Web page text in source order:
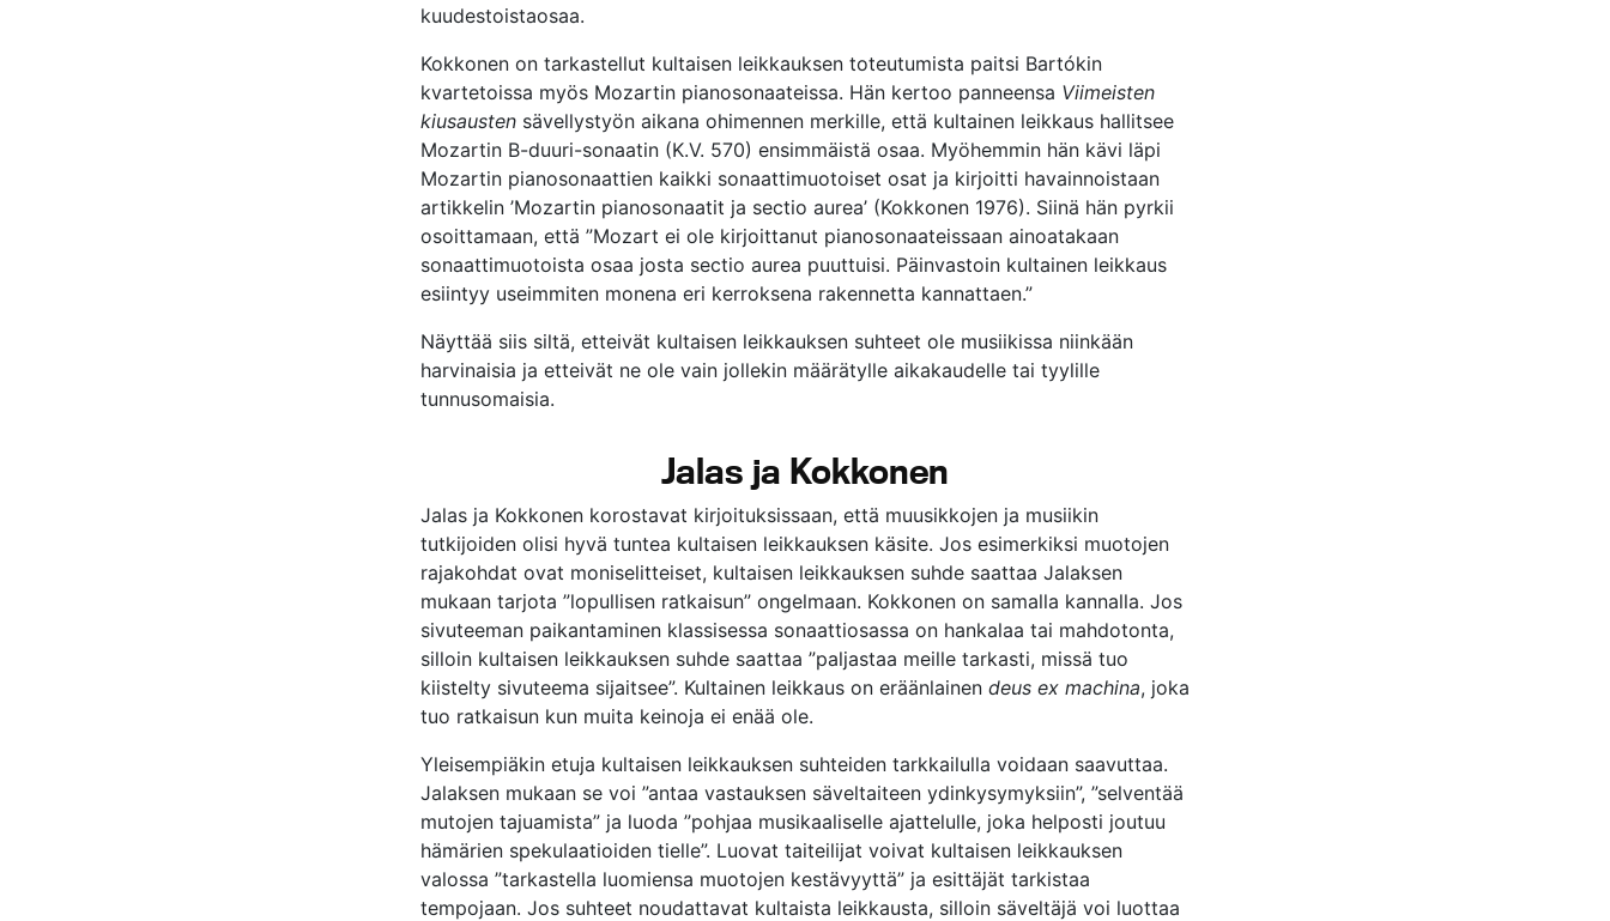
kuudestoistaosaa.
Kokkonen on tarkastellut kultaisen leikkauksen toteutumista paitsi Bartókin
kvartetoissa myös Mozartin pianosonaateissa. Hän kertoo panneensa Viimeisten
kiusausten sävellystyön aikana ohimennen merkille, että kultainen leikkaus hallitsee
Mozartin B-duuri-sonaatin (K.V. 570) ensimmäistä osaa. Myöhemmin hän kävi läpi
Mozartin pianosonaattien kaikki sonaattimuotoiset osat ja kirjoitti havainnoistaan
artikkelin ’Mozartin pianosonaatit ja sectio aurea’ (Kokkonen 1976). Siinä hän pyrkii
osoittamaan, että ”Mozart ei ole kirjoittanut pianosonaateissaan ainoatakaan
sonaattimuotoista osaa josta sectio aurea puuttuisi. Päinvastoin kultainen leikkaus
esiintyy useimmiten monena eri kerroksena rakennetta kannattaen.”
Näyttää siis siltä, etteivät kultaisen leikkauksen suhteet ole musiikissa niinkään
harvinaisia ja etteivät ne ole vain jollekin määrätylle aikakaudelle tai tyylille
tunnusomaisia.
Jalas ja Kokkonen
Jalas ja Kokkonen korostavat kirjoituksissaan, että muusikkojen ja musiikin
tutkijoiden olisi hyvä tuntea kultaisen leikkauksen käsite. Jos esimerkiksi muotojen
rajakohdat ovat moniselitteiset, kultaisen leikkauksen suhde saattaa Jalaksen
mukaan tarjota ”lopullisen ratkaisun” ongelmaan. Kokkonen on samalla kannalla. Jos
sivuteeman paikantaminen klassisessa sonaattiosassa on hankalaa tai mahdotonta,
silloin kultaisen leikkauksen suhde saattaa ”paljastaa meille tarkasti, missä tuo
kiistelty sivuteema sijaitsee”. Kultainen leikkaus on eräänlainen deus ex machina, joka
tuo ratkaisun kun muita keinoja ei enää ole.
Yleisempiäkin etuja kultaisen leikkauksen suhteiden tarkkailulla voidaan saavuttaa.
Jalaksen mukaan se voi ”antaa vastauksen säveltaiteen ydinkysymyksiin”, ”selventää
mutojen tajuamista” ja luoda ”pohjaa musikaaliselle ajattelulle, joka helposti joutuu
hämärien spekulaatioiden tielle”. Luovat taiteilijat voivat kultaisen leikkauksen
valossa ”tarkastella luomiensa muotojen kestävyyttä” ja esittäjät tarkistaa
tempojaan. Jos suhteet noudattavat kultaista leikkausta, silloin säveltäjä voi luottaa